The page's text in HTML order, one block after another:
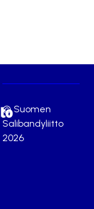
© Suomen
Salibandyliitto
2026